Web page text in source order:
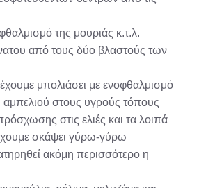
της μουριάς κ.τ.λ.
από τους δύο βλαστούς των
μπολιάσει με ενοφθαλμισμό
στους υγρούς τόπους
στις ελιές και τα λοιπά
σκάψει γύρω-γύρω
ακόμη περισσότερο η